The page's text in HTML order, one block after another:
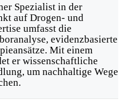
Spezialist in der
auf Drogen- und
umfasst die
evidenzbasierte
Mit einem
er wissenschaftliche
um nachhaltige Wege